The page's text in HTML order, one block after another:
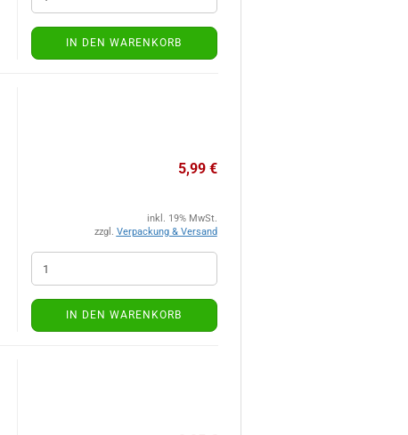
IN DEN WARENKORB
5,99 €
inkl. 19% MwSt.
zzgl. Verpackung & Versand
IN DEN WARENKORB